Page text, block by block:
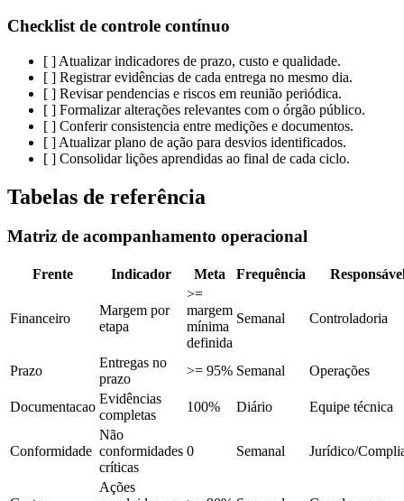
Checklist de controle contínuo
[ ] Atualizar indicadores de prazo, custo e qualidade.
[ ] Registrar evidências de cada entrega no mesmo dia.
[ ] Revisar pendencias e riscos em reunião periódica.
[ ] Formalizar alterações relevantes com o órgão público.
[ ] Conferir consistencia entre medições e documentos.
[ ] Atualizar plano de ação para desvios identificados.
[ ] Consolidar lições aprendidas ao final de cada ciclo.
Tabelas de referência
Matriz de acompanhamento operacional
Frente Indicador Meta Frequência
Financeiro
Margem por
etapa
>=
margem
mínima
definida
Semanal Controladoria
Prazo
Entregas no
prazo
>= 95% Semanal Operações
Documentacao
Evidências
completas
100% Diário Equipe técnica
Conformidade
Não
conformidades
críticas
0 Semanal Jurídico/
Ações